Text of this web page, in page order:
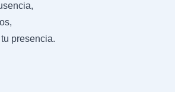
presencia.